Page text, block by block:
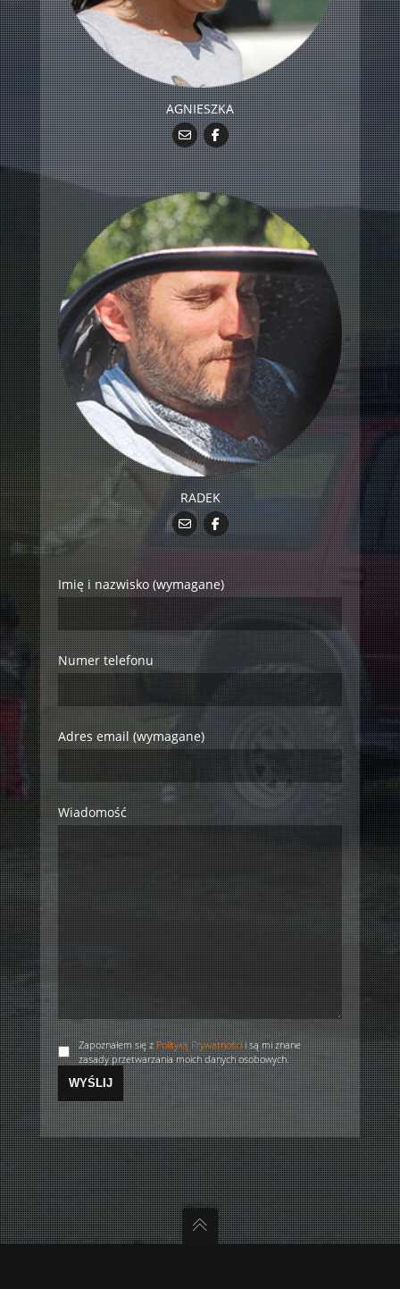
AGNIESZKA
RADEK
Imię i nazwisko (wymagane)
Numer telefonu
Adres email (wymagane)
Wiadomość
Zapoznałem się zPolityką Prywatnościi są mi znane
zasady przetwarzania moich danych osobowych.